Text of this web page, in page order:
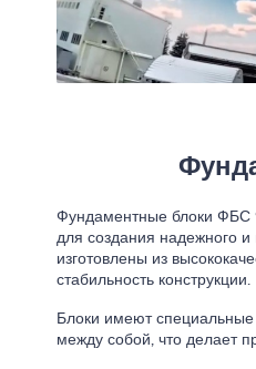
Фундаментные блоки ФБС
для создания надежного
изготовлены из
стабильность конструкции.
Блоки имеют
между собой, что делает